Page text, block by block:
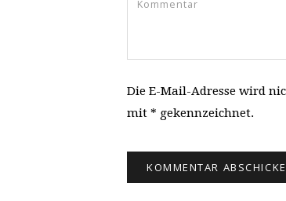
Die E-Mail-Adresse wird
mit * gekennzeichnet.